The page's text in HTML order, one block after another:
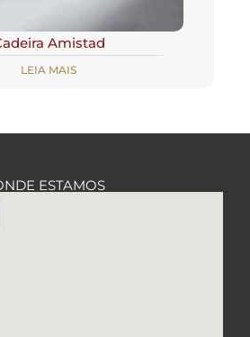
Amistad
LEIA MAIS
ESTAMOS